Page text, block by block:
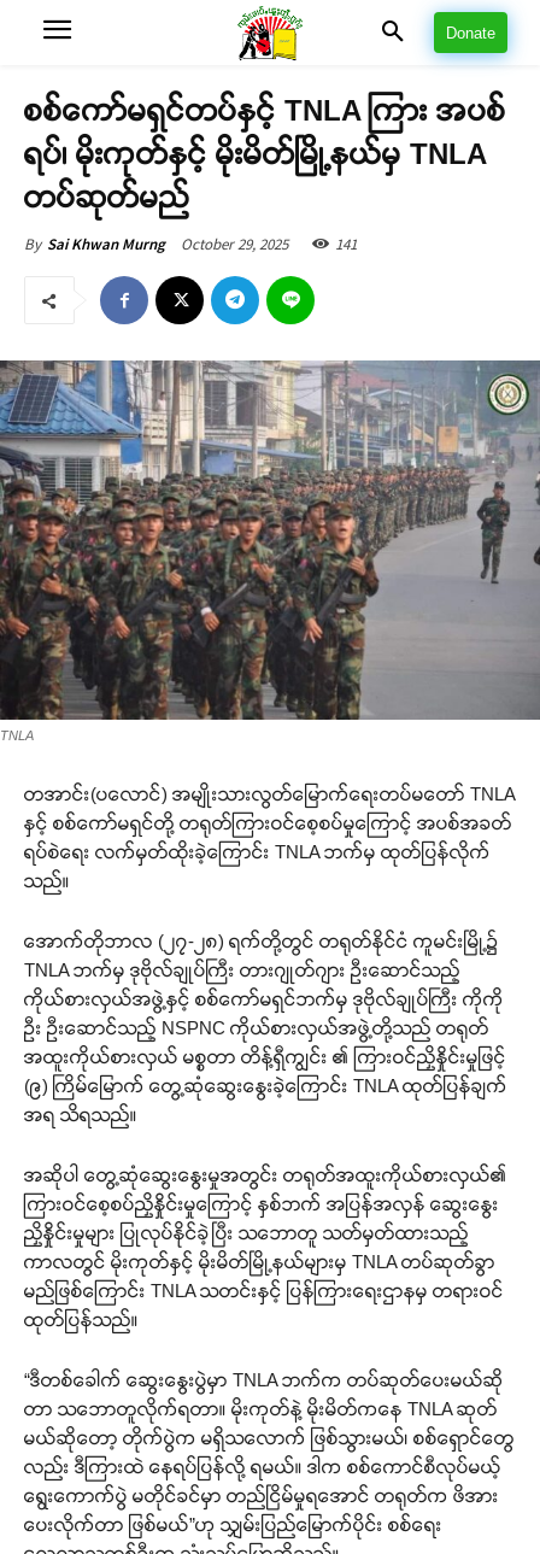
Donate
စစ်ကော်မရှင်တပ်နှင့် TNLA ကြား အပစ်
ရပ်၊ မိုးကုတ်နှင့် မိုးမိတ်မြို့နယ်မှ TNLA
တပ်ဆုတ်မည်
By Sai Khwan Murng October 29, 2025 141
TNLA
တအာင်း(ပလောင်) အမျိုးသားလွတ်မြောက်ရေးတပ်မတော် TNLA
နှင့် စစ်ကော်မရှင်တို့ တရုတ်ကြားဝင်စေ့စပ်မှုကြောင့် အပစ်အခတ်
ရပ်စဲရေး လက်မှတ်ထိုးခဲ့ကြောင်း TNLA ဘက်မှ ထုတ်ပြန်လိုက်
သည်။
အောက်တိုဘာလ (၂၇-၂၈) ရက်တို့တွင် တရုတ်နိုင်ငံ ကူမင်းမြို့၌
TNLA ဘက်မှ ဒုဗိုလ်ချုပ်ကြီး တားဂျုတ်ဂျား ဦးဆောင်သည့်
ကိုယ်စားလှယ်အဖွဲ့နှင့် စစ်ကော်မရှင်ဘက်မှ ဒုဗိုလ်ချုပ်ကြီး ကိုကို
ဦး ဦးဆောင်သည့် NSPNC ကိုယ်စားလှယ်အဖွဲ့တို့သည် တရုတ်
အထူးကိုယ်စားလှယ် မစ္စတာ တိန့်ရှီကျွင်း ၏ ကြားဝင်ညှိနှိုင်းမှုဖြင့်
(၉) ကြိမ်မြောက် တွေ့ဆုံဆွေးနွေးခဲ့ကြောင်း TNLA ထုတ်ပြန်ချက်
အရ သိရသည်။
အဆိုပါ တွေ့ဆုံဆွေးနွေးမှုအတွင်း တရုတ်အထူးကိုယ်စားလှယ်၏
ကြားဝင်စေ့စပ်ညှိနှိုင်းမှုကြောင့် နှစ်ဘက် အပြန်အလှန် ဆွေးနွေး
ညှိနှိုင်းမှုများ ပြုလုပ်နိုင်ခဲ့ပြီး သဘောတူ သတ်မှတ်ထားသည့်
ကာလတွင် မိုးကုတ်နှင့် မိုးမိတ်မြို့နယ်များမှ TNLA တပ်ဆုတ်ခွာ
မည်ဖြစ်ကြောင်း TNLA သတင်းနှင့် ပြန်ကြားရေးဌာနမှ တရားဝင်
ထုတ်ပြန်သည်။
“ဒီတစ်ခေါက် ဆွေးနွေးပွဲမှာ TNLA ဘက်က တပ်ဆုတ်ပေးမယ်ဆို
တာ သဘောတူလိုက်ရတာ။ မိုးကုတ်နဲ့ မိုးမိတ်ကနေ TNLA ဆုတ်
မယ်ဆိုတော့ တိုက်ပွဲက မရှိသလောက် ဖြစ်သွားမယ်၊ စစ်ရှောင်တွေ
လည်း ဒီကြားထဲ နေရပ်ပြန်လို့ ရမယ်။ ဒါက စစ်ကောင်စီလုပ်မယ့်
ရွေးကောက်ပွဲ မတိုင်ခင်မှာ တည်ငြိမ်မှုရအောင် တရုတ်က ဖိအား
ပေးလိုက်တာ ဖြစ်မယ်”ဟု သျှမ်းပြည်မြောက်ပိုင်း စစ်ရေး